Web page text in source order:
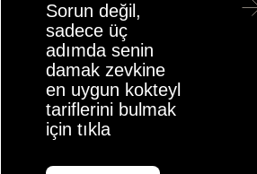
Sorun değil,
sadece üç
adımda senin
damak zevkine
en uygun kokteyl
tariflerini bulmak
için tıkla